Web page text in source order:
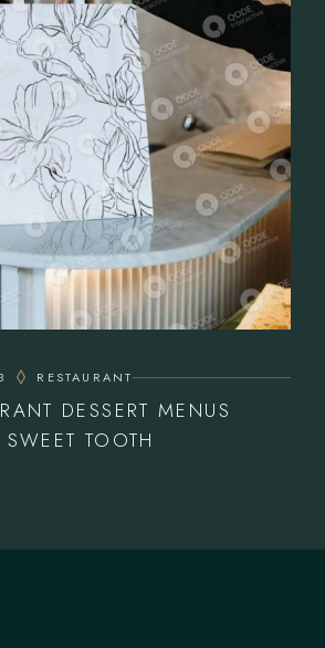
RESTAURANT
DESSERT MENUS
TOOTH